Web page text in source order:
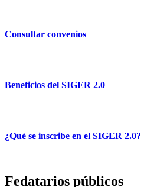
Consultar convenios
Beneficios del SIGER 2.0
¿Qué se inscribe en el SIGER 2.0?
Fedatarios públicos